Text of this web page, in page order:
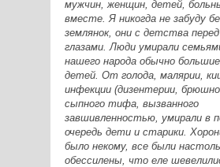
мужчин, женщин, детей,
вместе. Я никогда не забуду
землянок, они с детства
глазами. Люди умирали
нашего народа обычно
детей. От голода, малярии,
инфекции (дизентерии,
сыпного тифа, вызванного
завшивленностью, умирали в
очередь дети и старики.
было некому, все были
обессилены, что еле